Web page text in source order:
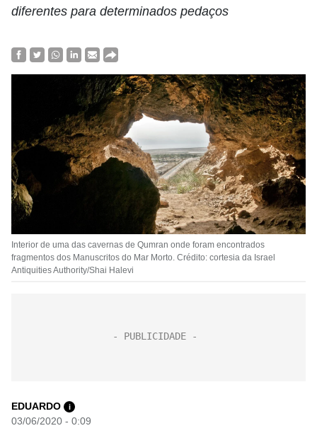
diferentes para determinados pedaços
Interior de uma das cavernas de Qumran onde foram encontrados
fragmentos dos Manuscritos do Mar Morto. Crédito: cortesia da Israel
Antiquities Authority/Shai Halevi
EDUARDO i
03/06/2020 - 0:09